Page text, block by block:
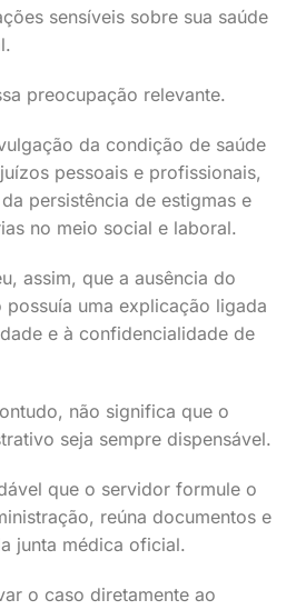
sensíveis sobre sua saúde
preocupação relevante.
da condição de saúde
pessoais e profissionais,
persistência de estigmas e
no meio social e laboral.
assim, que a ausência do
uma explicação ligada
e à confidencialidade de
não significa que o
seja sempre dispensável.
que o servidor formule o
reúna documentos e
junta médica oficial.
o caso diretamente ao